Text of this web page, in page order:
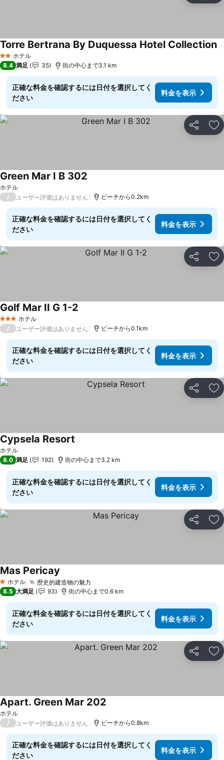
2 ホテルのランク
ホテル
Torre Bertrana By Duquessa Hotel Collection
8.4 満足 35 街の中心まで3.1 km
正確な料金を確認するには日付を選択してく
ださい
料金を表示
シェア お
ホテル
Green Mar I B 302
/ ユーザー評価はありません ビーチから0.2km
正確な料金を確認するには日付を選択してく
ださい
料金を表示
シェア お
3 ホテルのランク
ホテル
Golf Mar II G 1-2
/ ユーザー評価はありません ビーチから0.1km
正確な料金を確認するには日付を選択してく
ださい
料金を表示
シェア お
ホテル
Cypsela Resort
8.0 満足 192 街の中心まで3.2 km
正確な料金を確認するには日付を選択してく
ださい
料金を表示
シェア お
1 ホテルのランク
ホテル 歴史的建造物の魅力
Mas Pericay
8.5 大満足 93 街の中心まで0.6 km
正確な料金を確認するには日付を選択してく
ださい
料金を表示
シェア お
ホテル
Apart. Green Mar 202
/ ユーザー評価はありません ビーチから0.8km
正確な料金を確認するには日付を選択してく
ださい
料金を表示